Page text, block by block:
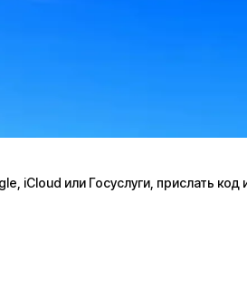
iCloud или Госуслуги, прислать